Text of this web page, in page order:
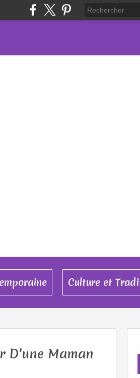
Culture et
D'une Maman